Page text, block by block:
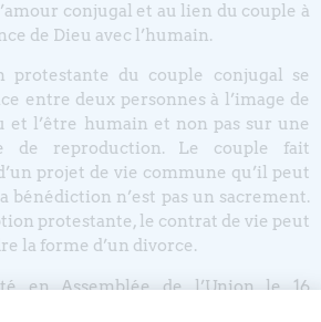
conjugal et au lien du couple à
de Dieu avec l’humain.
protestante du couple conjugal se
entre deux personnes à l’image de
et l’être humain et non pas sur une
de reproduction. Le couple fait
projet de vie commune qu’il peut
bénédiction n’est pas un sacrement.
protestante, le contrat de vie peut
la forme d’un divorce.
en Assemblée de l’Union le 16